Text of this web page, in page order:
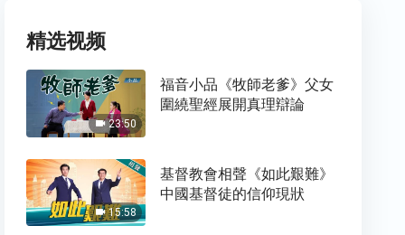
精选视频
23:50
福音小品《牧師老爹》父女
圍繞聖經展開真理辯論
15:58
基督教會相聲《如此艱難》
中國基督徒的信仰現狀